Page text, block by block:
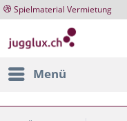
Spielmaterial Vermietung
Menü